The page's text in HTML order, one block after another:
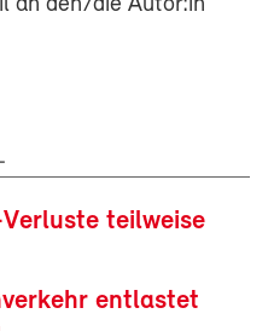
an den/die Autor:in
teilweise
entlastet